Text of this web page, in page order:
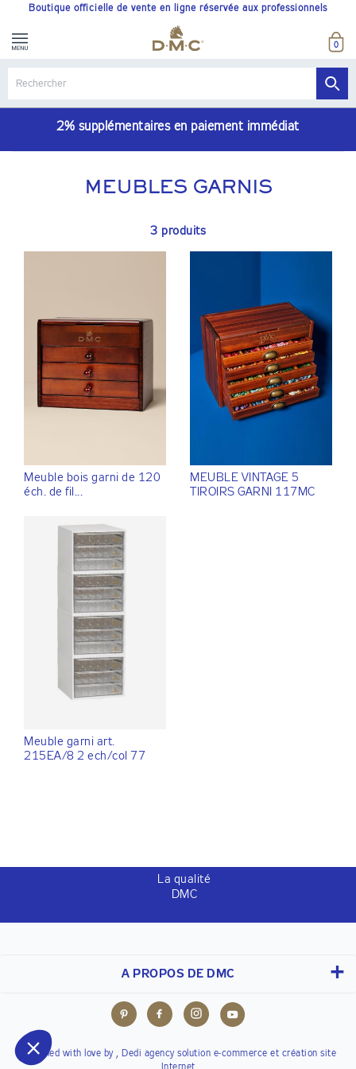
Boutique officielle de vente en ligne réservée aux professionnels
0
2% supplémentaires en paiement immédiat
MEUBLES GARNIS
3 produits
Meuble bois garni de 120
éch. de fil...
MEUBLE VINTAGE 5
TIROIRS GARNI 117MC
Meuble garni art.
215EA/8 2 ech/col 77
La qualité
DMC
A PROPOS DE DMC
Designed with love by , Dedi agencysolution e-commerce et création site